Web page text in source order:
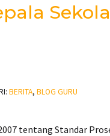
BERITA, BLOG GURU
tentang Standar